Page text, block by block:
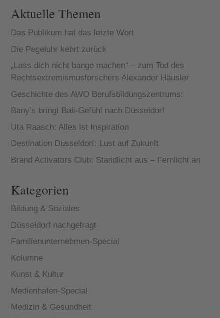
Aktuelle Themen
Das Publikum hat das letzte Wort
Die Pegeluhr kehrt zurück
„Lass dich nicht bange machen“ – zum Tod des
Rechtsextremismusforschers Alexander Häusler
Geschichte des AWO Berufsbildungszentrums:
Bany’s bringt Bali-Gefühl nach Düsseldorf
Uta Raasch: Alles ist Inspiration
Destination Düsseldorf: Lust auf Zukunft
Brand Activators Club: Standlicht aus – Fernlicht an
Kategorien
Bildung & Soziales
Düsseldorf nachgefragt
Familienunternehmen-Special
Kolumne
Kunst & Kultur
Medienhafen-Special
Medizin & Gesundheit